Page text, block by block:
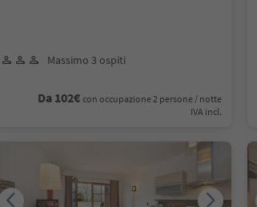
Massimo 3 ospiti
Da 102€ con occupazione 2 persone / notte
IVA incl.